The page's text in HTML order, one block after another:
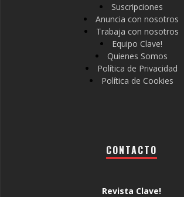
Suscripciones
Anuncia con nosotros
Trabaja con nosotros
Equipo Clave!
Quienes Somos
Política de Privacidad
Política de Cookies
CONTACTO
Revista Clave!